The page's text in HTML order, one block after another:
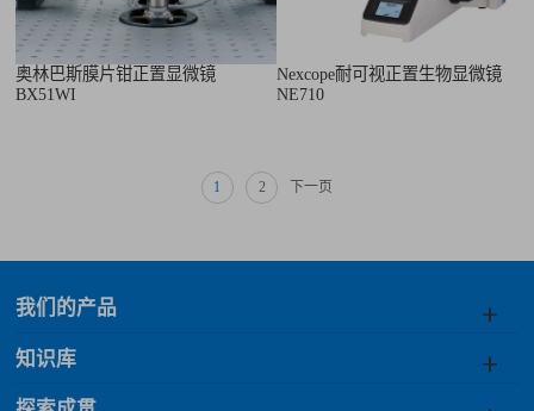
奥林巴斯膜片钳正置显微镜
BX51WI
Nexcope耐可视正置生物显微镜
NE710
1 2 下一页
我们的产品
知识库